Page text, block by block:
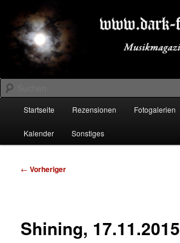
primären
Inhalt
springenDARK-FESTIVALS.DE
Suchen
Startseite Rezensionen Fotogalerien
Kalender Sonstiges
Beitragsnavigation
← Vorheriger
Shining, 17.11.2015